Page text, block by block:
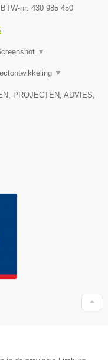
, BTW-nr: 430 985 450
▼
▼
PROJECTEN, ADVIES,